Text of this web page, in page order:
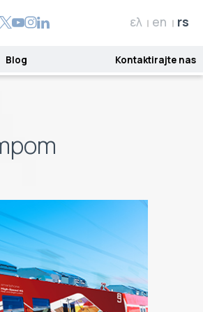
ελ en rs
Blog Kontaktirajte nas